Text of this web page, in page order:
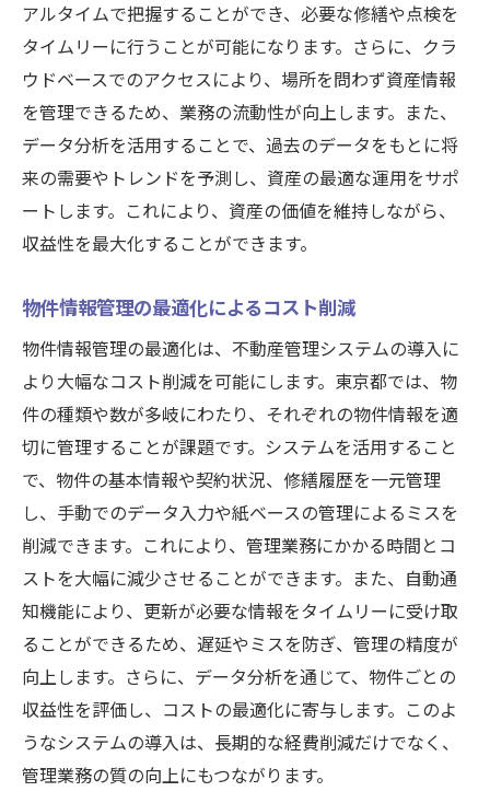
データから見る投資機会の発掘
データ分析がもたらす戦略的優位性
不動産価値を最大化するための戦略
未来を見据えたデータドリブン戦略
システムを活用した東京都の不動産管理の未来
スマートシティにおける不動産管理の展望
持続可能な不動産運営のためのシステム
デジタル技術が変える不動産取引の未来
テクノロジーが実現するスマートマンショ
未来の不動産管理に向けた準備と対策
データ分析が可能にする東京都の不動産価値向
上
物件価値を高めるデータ分析の具体例
地域特性を活かしたバリューアップ戦略
市場ニーズに応えるリノベーション計画
データ分析で探る価値向上の新たな可能性
不動産価値維持のための継続的な分析
アルタイムで把握することができ、必要な修繕や点検を
タイムリーに行うことが可能になります。さらに、クラ
ウドベースでのアクセスにより、場所を問わず資産情報
を管理できるため、業務の流動性が向上します。また、
データ分析を活用することで、過去のデータをもとに将
来の需要やトレンドを予測し、資産の最適な運用をサポ
ートします。これにより、資産の価値を維持しながら、
収益性を最大化することができます。
物件情報管理の最適化によるコスト削減
物件情報管理の最適化は、不動産管理システムの導入に
より大幅なコスト削減を可能にします。東京都では、物
件の種類や数が多岐にわたり、それぞれの物件情報を適
切に管理することが課題です。システムを活用すること
で、物件の基本情報や契約状況、修繕履歴を一元管理
し、手動でのデータ入力や紙ベースの管理によるミスを
削減できます。これにより、管理業務にかかる時間とコ
ストを大幅に減少させることができます。また、自動通
知機能により、更新が必要な情報をタイムリーに受け取
ることができるため、遅延やミスを防ぎ、管理の精度が
向上します。さらに、データ分析を通じて、物件ごとの
収益性を評価し、コストの最適化に寄与します。このよ
うなシステムの導入は、長期的な経費削減だけでなく、
管理業務の質の向上にもつながります。